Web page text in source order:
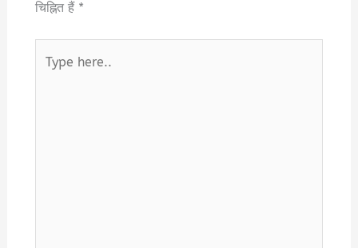
चिह्नित हैं *
here..